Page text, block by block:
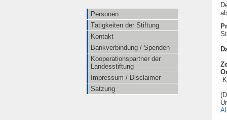
Personen
Tätigkeiten der Stiftung
Kontakt
Bankverbindung / Spenden
Kooperationspartner der
Landesstiftung
Impressum / Disclaimer
Satzung